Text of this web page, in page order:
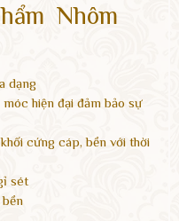
Nhôm
dạng
hiện đại đảm bảo sự
cứng cáp, bền với thời
sét